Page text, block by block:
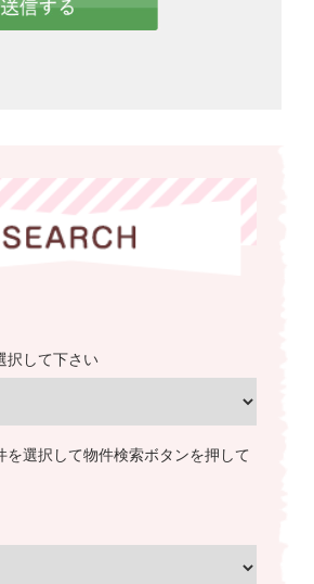
択して下さい
を選択して物件検索ボタンを押して